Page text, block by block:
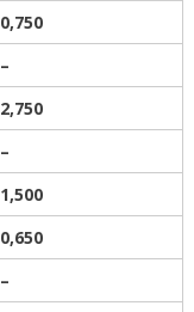
0,750
–
2,750
–
1,500
0,650
–